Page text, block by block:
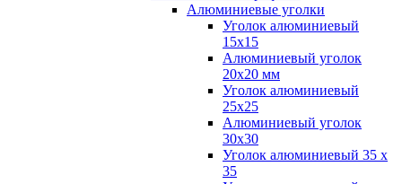
Алюминиевые уголки
Уголок алюминиевый
15х15
Алюминиевый уголок
20х20 мм
Уголок алюминиевый
25х25
Алюминиевый уголок
30х30
Уголок алюминиевый 35 х
35